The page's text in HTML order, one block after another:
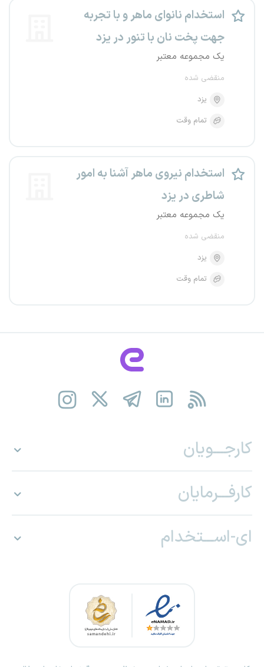
استخدام نانوای ماهر و با تجربه
جهت پخت نان با تنور در یزد
یک مجموعه معتبر
منقضی شده
یزد
تمام وقت
استخدام نیروی ماهر آشنا به امور
شاطری در یزد
یک مجموعه معتبر
منقضی شده
یزد
تمام وقت
کارجـــویان
کارفـــرمایان
ای-اســـتخدام